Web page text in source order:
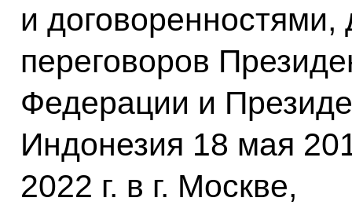
и договоренностями,
переговоров
Федерации и
Индонезия 18 мая
2022 г. в г. Москве,